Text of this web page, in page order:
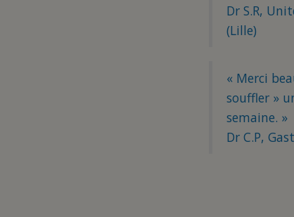
Dr S.R,
(Lille)
« Merci
souffler »
semaine. »
Dr C.P,